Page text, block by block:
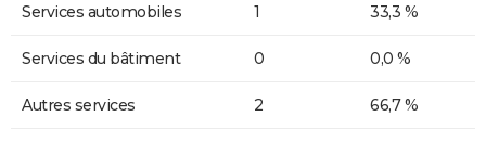
Services automobiles 1 33,3 %
Services du bâtiment 0 0,0 %
Autres services 2 66,7 %